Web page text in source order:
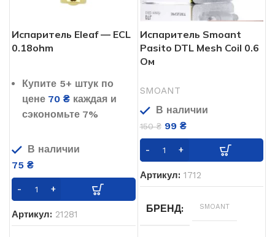
Испаритель Eleaf — ECL
0.18ohm
Купите 5+ штук по
цене 70 ₴ каждая и
сэкономьте 7%
В наличии
75 ₴
Артикул: 21281
Испаритель Smoant
Pasito DTL Mesh Coil 0.6
Ом
SMOANT
В наличии
150₴ 99 ₴
Артикул: 1712
БРЕНД SMOANT